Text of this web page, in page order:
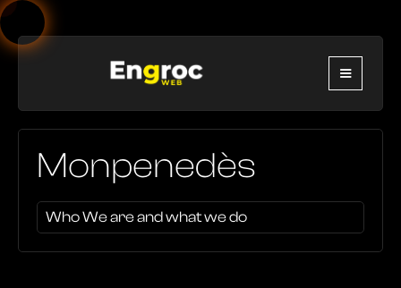
Monpenedès
Who We are and what we do